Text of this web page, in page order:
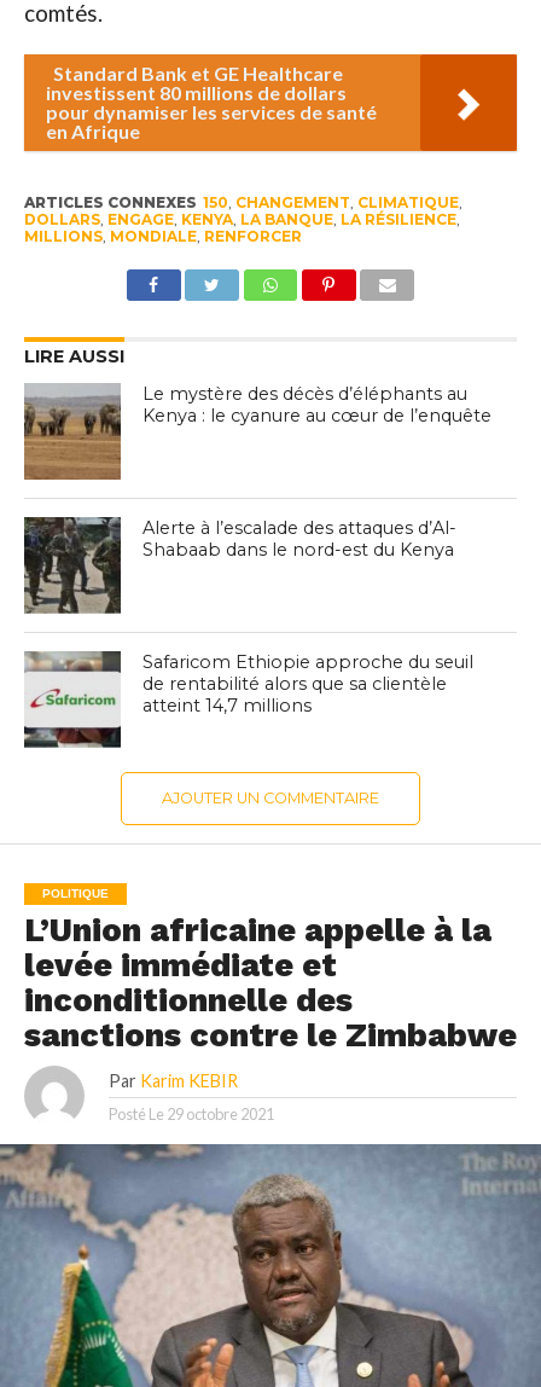
comtés.
Standard Bank et GE Healthcare
investissent 80 millions de dollars
pour dynamiser les services de santé
en Afrique
ARTICLES CONNEXES 150 CHANGEMENT CLIMATIQUE,
DOLLARS, ENGAGE, KENYA, LA BANQUE, LA RÉSILIENCE,
MILLIONS, MONDIALE, RENFORCER
LIRE AUSSI
Le mystère des décès d’éléphants au
Kenya : le cyanure au cœur de l’enquête
Alerte à l’escalade des attaques d’Al-
Shabaab dans le nord-est du Kenya
Safaricom Ethiopie approche du seuil
de rentabilité alors que sa clientèle
atteint 14,7 millions
AJOUTER UN COMMENTAIRE
POLITIQUE
L’Union africaine appelle à la
levée immédiate et
inconditionnelle des
sanctions contre le Zimbabwe
Par Karim KEBIR
Posté Le 29 octobre 2021